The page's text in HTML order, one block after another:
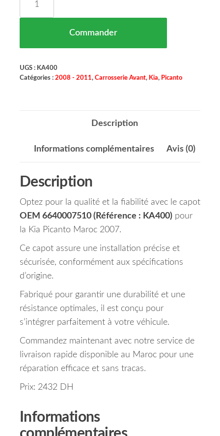
Commander
UGS : KA400
Catégories : 2008 - 2011, Carrosserie Avant, Kia, Picanto
Description
Informations complémentaires Avis (0)
Description
Optez pour la qualité et la fiabilité avec le capot
OEM 6640007510 (Référence : KA400) pour
la Kia Picanto Maroc 2007.
Ce capot assure une installation précise et
sécurisée, conformément aux spécifications
d’origine.
Fabriqué pour garantir une durabilité et une
résistance optimales, il est conçu pour
s’intégrer parfaitement à votre véhicule.
Commandez maintenant avec notre service de
livraison rapide disponible au Maroc pour une
réparation efficace et sans tracas.
Prix: 2432 DH
Informations